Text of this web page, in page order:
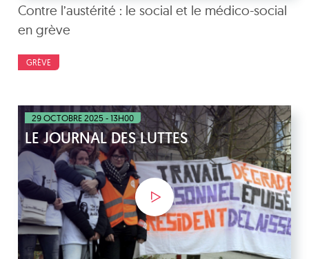
Contre l’austérité : le social et le médico-social
en grève
GRÈVE
29 OCTOBRE 2025 - 13H00
LE JOURNAL DES LUTTES